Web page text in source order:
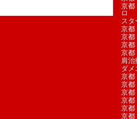
京都
ロ
スタ
京都
京
京
京
肩治
ダメ
京
京
京
京
京
京